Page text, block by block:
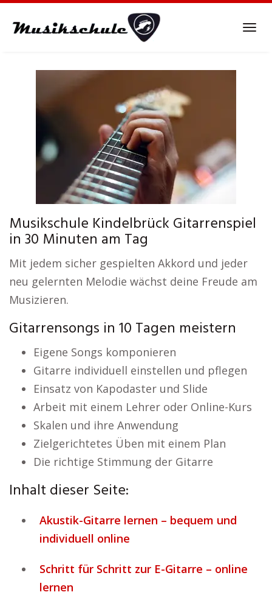
Musikschule Kindelbrück Gitarrenspiel
in 30 Minuten am Tag
Mit jedem sicher gespielten Akkord und jeder
neu gelernten Melodie wächst deine Freude am
Musizieren.
Gitarrensongs in 10 Tagen meistern
Eigene Songs komponieren
Gitarre individuell einstellen und pflegen
Einsatz von Kapodaster und Slide
Arbeit mit einem Lehrer oder Online-Kurs
Skalen und ihre Anwendung
Zielgerichtetes Üben mit einem Plan
Die richtige Stimmung der Gitarre
Inhalt dieser Seite:
Akustik-Gitarre lernen – bequem und
individuell online
Schritt für Schritt zur E-Gitarre – online
lernen